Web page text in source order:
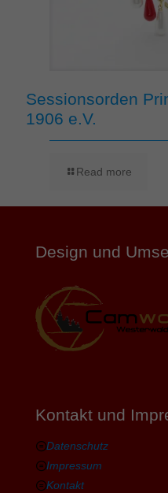
Sessionsorden
1906 e.V.
Read more
Design und
Kontakt und
Datenschutz
Impressum
Kontakt